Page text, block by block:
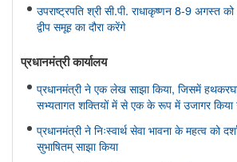
उपराष्ट्रपति श्री सी.पी. राधाकृष्णन 8-9 अगस्त
द्वीप समूह का दौरा करेंगे
प्रधानमंत्री कार्यालय
प्रधानमंत्री ने एक लेख साझा किया, जिसमें
सभ्यतागत शक्तियों में से एक के रूप में उजागर किया
प्रधानमंत्री ने निःस्वार्थ सेवा भावना के महत्व को
सुभाषितम् साझा किया